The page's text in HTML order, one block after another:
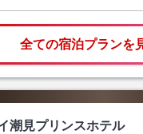
全ての宿泊プランを
潮見プリンスホテル